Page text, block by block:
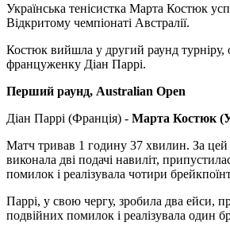
Українська тенісистка Марта Костюк
Відкритому чемпіонаті Австралії.
Костюк вийшла у другий раунд турніру,
француженку Діан Паррі.
Перший раунд, Australian Open
Діан Паррі (Франція) - Марта Костюк
Матч тривав 1 годину 37 хвилин. За цей
виконала дві подачі навиліт,
помилок і реалізувала чотири
Паррі, у свою чергу, зробила два ейси,
подвійних помилок і реалізувала один